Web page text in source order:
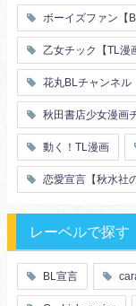
ボーイズファン【
乙女チック【TL漫
花丸BLチャンネ
秋田書店少女漫画
動く！TL漫画
恋愛宣言【秋水社
レーベルで探す
BL宣言